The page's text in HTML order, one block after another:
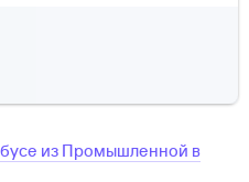
из Промышленной в